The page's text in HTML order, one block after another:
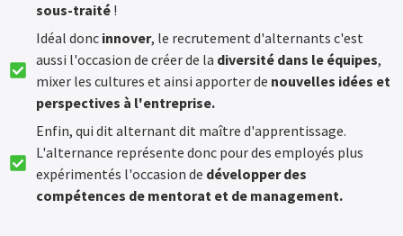
sous-traité !
Idéal donc innover, le recrutement d'alternants c'est
aussi l'occasion de créer de la diversité dans le équipes,
mixer les cultures et ainsi apporter de nouvelles idées et
perspectives à l'entreprise.
Enfin, qui dit alternant dit maître d'apprentissage.
L'alternance représente donc pour des employés plus
expérimentés l'occasion de développer des
compétences de mentorat et de management.